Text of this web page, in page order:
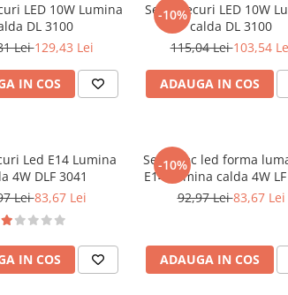
LED 10W Lumina
DL 3100
Lei129,43 Lei
IN COS
-10%
Set 8 Becuri LED 10W
calda DL 3100
115,04 Lei103,54
ADAUGA IN COS
Led E14 Lumina
4W DLF 3041
Lei83,67 Lei
IN COS
-10%
Set 8 Bec led forma
E14 Lumina calda 4W
92,97 Lei83,67 Lei
ADAUGA IN COS